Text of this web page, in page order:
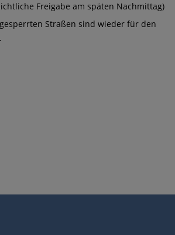
Freigabe am späten Nachmittag)
Straßen sind wieder für den